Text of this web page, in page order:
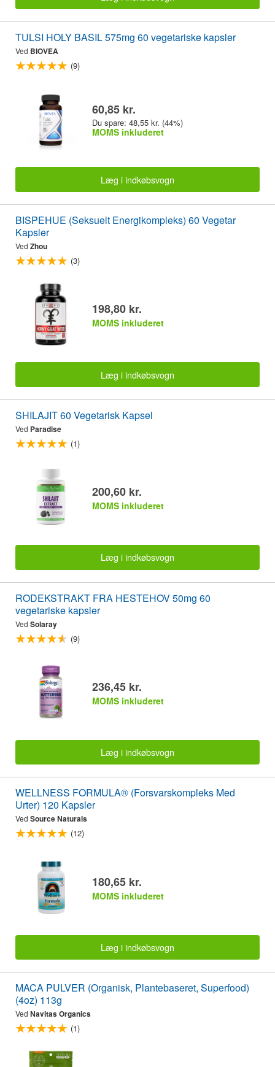
TULSI HOLY BASIL 575mg 60 vegetariske kapsler
Ved BIOVEA
(9)
60,85 kr.
Du spare: 48,55 kr. (44%)
MOMS inkluderet
Læg i indkøbsvogn
BISPEHUE (Seksuelt Energikompleks) 60 Vegetar
Kapsler
Ved Zhou
(3)
198,80 kr.
MOMS inkluderet
Læg i indkøbsvogn
SHILAJIT 60 Vegetarisk Kapsel
Ved Paradise
(1)
200,60 kr.
MOMS inkluderet
Læg i indkøbsvogn
RODEKSTRAKT FRA HESTEHOV 50mg 60
vegetariske kapsler
Ved Solaray
(9)
236,45 kr.
MOMS inkluderet
Læg i indkøbsvogn
WELLNESS FORMULA® (Forsvarskompleks Med
Urter) 120 Kapsler
Ved Source Naturals
(12)
180,65 kr.
MOMS inkluderet
Læg i indkøbsvogn
MACA PULVER (Organisk, Plantebaseret, Superfood)
(4oz) 113g
Ved Navitas Organics
(1)